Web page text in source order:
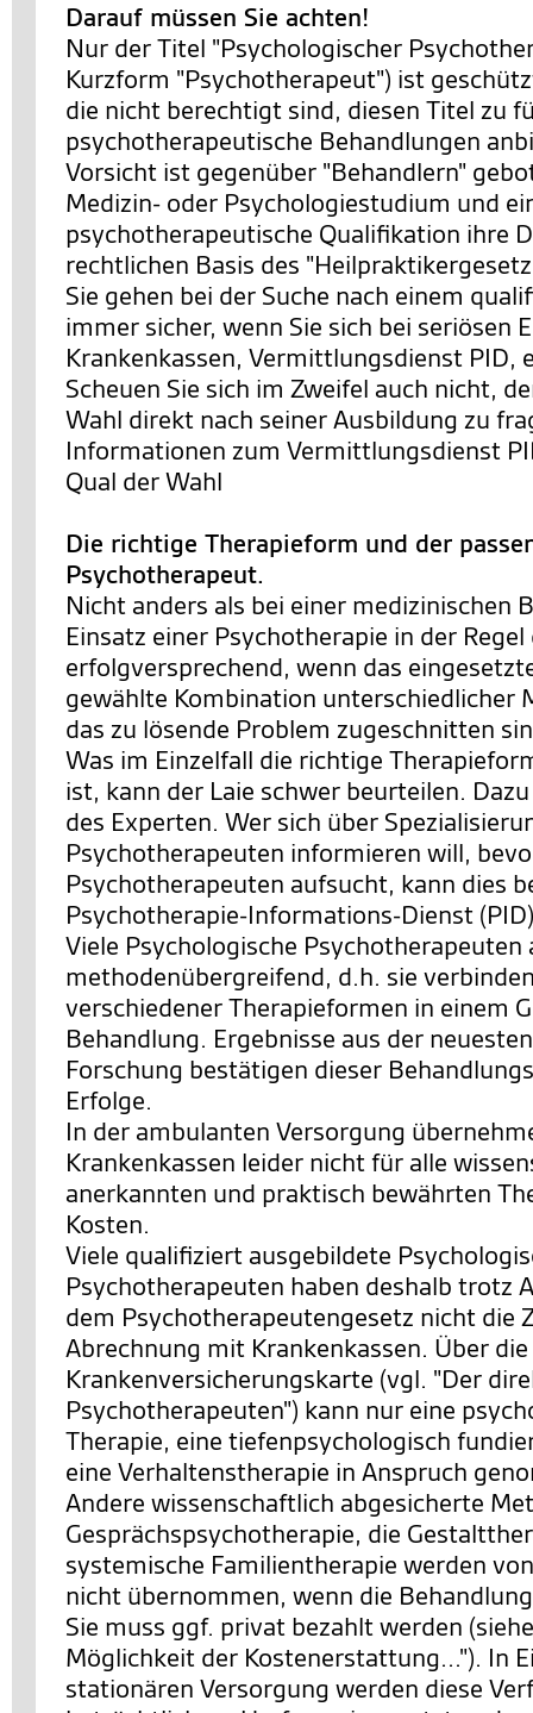
Darauf müssen Sie achten!
Nur der Titel "Psychologischer
Kurzform "Psychotherapeut") ist
die nicht berechtigt sind, diesen Titel zu
psychotherapeutische Behandlungen
Vorsicht ist gegenüber "Behandlern"
Medizin- oder Psychologiestudium und
psychotherapeutische Qualifikation ihre
rechtlichen Basis des
Sie gehen bei der Suche nach einem
immer sicher, wenn Sie sich bei seriösen
Krankenkassen, Vermittlungsdienst PID,
Scheuen Sie sich im Zweifel auch nicht,
Wahl direkt nach seiner Ausbildung zu
Informationen zum Vermittlungsdienst
Qual der Wahl
Die richtige Therapieform und der
Psychotherapeut.
Nicht anders als bei einer medizinischen
Einsatz einer Psychotherapie in der
erfolgversprechend, wenn das
gewählte Kombination unterschiedlicher
das zu lösende Problem zugeschnitten
Was im Einzelfall die richtige
ist, kann der Laie schwer beurteilen.
des Experten. Wer sich über
Psychotherapeuten informieren will,
Psychotherapeuten aufsucht, kann dies
Psychotherapie-Informations-Dienst
Viele Psychologische
methodenübergreifend, d.h. sie
verschiedener Therapieformen in einem
Behandlung. Ergebnisse aus der
Forschung bestätigen dieser
Erfolge.
In der ambulanten Versorgung
Krankenkassen leider nicht für alle
anerkannten und praktisch bewährten
Kosten.
Viele qualifiziert ausgebildete
Psychotherapeuten haben deshalb trotz
dem Psychotherapeutengesetz nicht die
Abrechnung mit Krankenkassen. Über die
Krankenversicherungskarte (vgl. "Der
Psychotherapeuten") kann nur eine
Therapie, eine tiefenpsychologisch
eine Verhaltenstherapie in Anspruch
Andere wissenschaftlich abgesicherte
Gesprächspsychotherapie, die
systemische Familientherapie werden
nicht übernommen, wenn die
Sie muss ggf. privat bezahlt werden
Möglichkeit der Kostenerstattung..."). In
stationären Versorgung werden diese